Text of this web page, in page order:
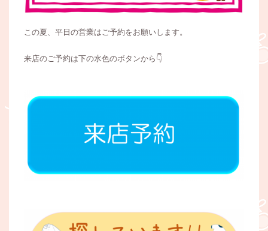
この夏、平日の営業はご予約をお願いします。
来店のご予約は下の水色のボタンから👇